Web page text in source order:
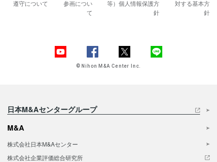
遵守について
参画につい
て
等）個人情報保護方
針
対する基本方
針
© Nihon M&A Center Inc.
日本M&Aセンターグループ
M&A
株式会社日本M&Aセンター
株式会社企業評価総合研究所